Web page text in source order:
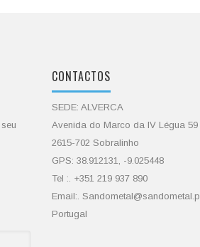
CONTACTOS
SEDE: ALVERCA
Avenida do Marco da IV Légua 59
2615-702 Sobralinho
GPS: 38.912131, -9.025448
Tel :. +351 219 937 890
Email:.
Portugal